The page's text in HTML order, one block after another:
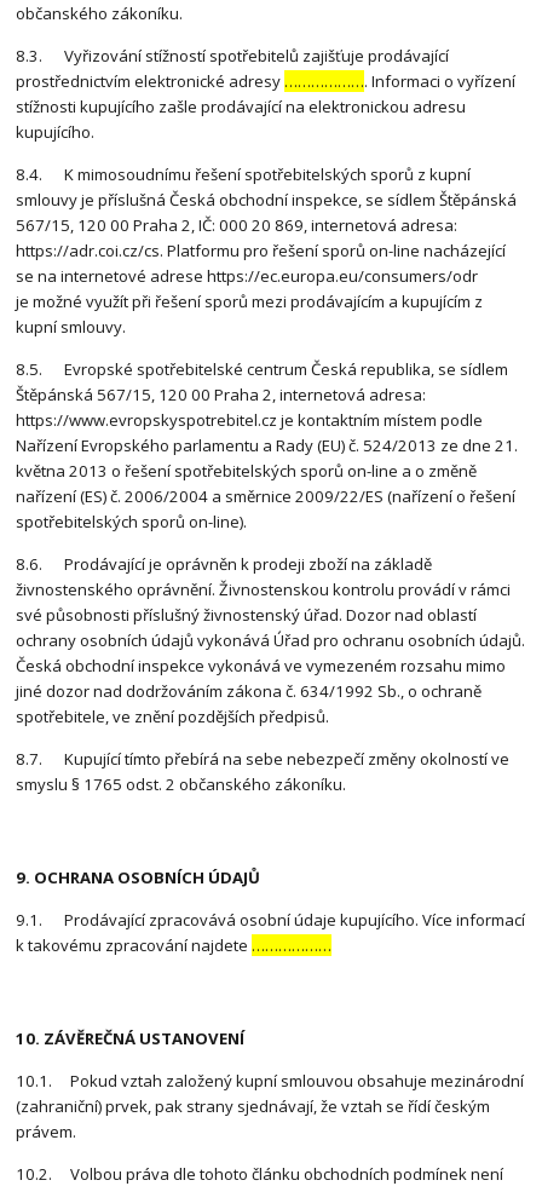
občanského zákoníku.
8.3. Vyřizování stížností spotřebitelů zajišťuje prodávající
prostřednictvím elektronické adresy ………………. Informaci o vyřízení
stížnosti kupujícího zašle prodávající na elektronickou adresu
kupujícího.
8.4. K mimosoudnímu řešení spotřebitelských sporů z kupní
smlouvy je příslušná Česká obchodní inspekce, se sídlem Štěpánská
567/15, 120 00 Praha 2, IČ: 000 20 869, internetová adresa:
https://adr.coi.cz/cs. Platformu pro řešení sporů on-line nacházející
se na internetové adrese https://ec.europa.eu/consumers/odr
je možné využít při řešení sporů mezi prodávajícím a kupujícím z
kupní smlouvy.
8.5. Evropské spotřebitelské centrum Česká republika, se sídlem
Štěpánská 567/15, 120 00 Praha 2, internetová adresa:
https://www.evropskyspotrebitel.cz je kontaktním místem podle
Nařízení Evropského parlamentu a Rady (EU) č. 524/2013 ze dne 21.
května 2013 o řešení spotřebitelských sporů on-line a o změně
nařízení (ES) č. 2006/2004 a směrnice 2009/22/ES (nařízení o řešení
spotřebitelských sporů on-line).
8.6. Prodávající je oprávněn k prodeji zboží na základě
živnostenského oprávnění. Živnostenskou kontrolu provádí v rámci
své působnosti příslušný živnostenský úřad. Dozor nad oblastí
ochrany osobních údajů vykonává Úřad pro ochranu osobních údajů.
Česká obchodní inspekce vykonává ve vymezeném rozsahu mimo
jiné dozor nad dodržováním zákona č. 634/1992 Sb., o ochraně
spotřebitele, ve znění pozdějších předpisů.
8.7. Kupující tímto přebírá na sebe nebezpečí změny okolností ve
smyslu § 1765 odst. 2 občanského zákoníku.
9. OCHRANA OSOBNÍCH ÚDAJŮ
9.1. Prodávající zpracovává osobní údaje kupujícího. Více informací
k takovému zpracování najdete ………………
10. ZÁVĚREČNÁ USTANOVENÍ
10.1. Pokud vztah založený kupní smlouvou obsahuje mezinárodní
(zahraniční) prvek, pak strany sjednávají, že vztah se řídí českým
právem.
10.2. Volbou práva dle tohoto článku obchodních podmínek není